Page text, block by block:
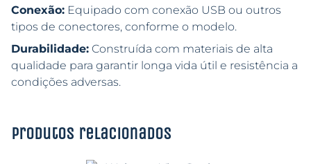
Conexão: Equipado com conexão USB ou outros
tipos de conectores, conforme o modelo.
Durabilidade: Construída com materiais de alta
qualidade para garantir longa vida útil e resistência a
condições adversas.
Produtos relacionados